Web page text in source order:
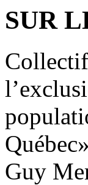
SUR
Guy